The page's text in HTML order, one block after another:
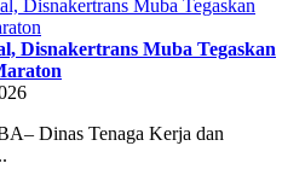
Disnakertrans Muba Tegaskan
Dinas Tenaga Kerja dan